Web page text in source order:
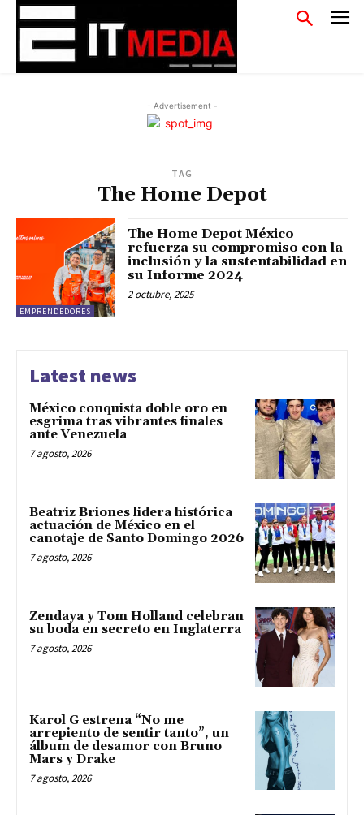
- Advertisement -
TAG
The Home Depot
EMPRENDEDORES
The Home Depot México
refuerza su compromiso con la
inclusión y la sustentabilidad en
su Informe 2024
2 octubre, 2025
Latest news
México conquista doble oro en
esgrima tras vibrantes finales
ante Venezuela
7 agosto, 2026
Beatriz Briones lidera histórica
actuación de México en el
canotaje de Santo Domingo 2026
7 agosto, 2026
Zendaya y Tom Holland celebran
su boda en secreto en Inglaterra
7 agosto, 2026
Karol G estrena “No me
arrepiento de sentir tanto”, un
álbum de desamor con Bruno
Mars y Drake
7 agosto, 2026